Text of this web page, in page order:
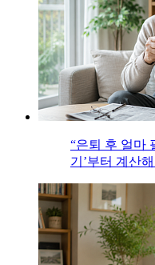
“은퇴 후 얼마
기’부터 계산